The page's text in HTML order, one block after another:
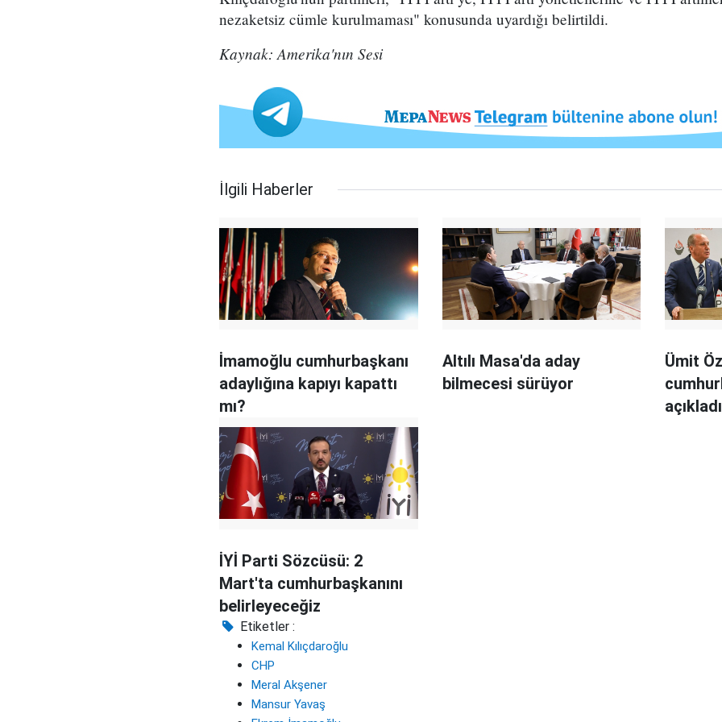
nezaketsiz cümle kurulmaması" konusunda uyardığı belirtildi.
Kaynak: Amerika'nın Sesi
İlgili Haberler
İmamoğlu cumhurbaşkanı
adaylığına kapıyı kapattı
mı?
Altılı Masa'da aday
bilmecesi sürüyor
Ümit
açıkladı
İYİ Parti Sözcüsü: 2
Mart'ta cumhurbaşkanını
belirleyeceğiz
Etiketler :
Kemal Kılıçdaroğlu
CHP
Meral Akşener
Mansur Yavaş